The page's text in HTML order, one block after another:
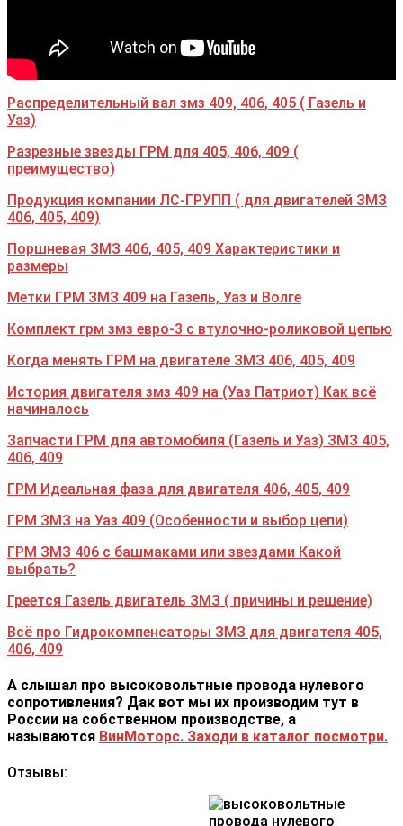
Распределительный вал змз 409, 406, 405 ( Газель и
Уаз)
Разрезные звезды ГРМ для 405, 406, 409 (
преимущество)
Продукция компании ЛС-ГРУПП ( для двигателей ЗМЗ
406, 405, 409)
Поршневая ЗМЗ 406, 405, 409 Характеристики и
размеры
Метки ГРМ ЗМЗ 409 на Газель, Уаз и Волге
Комплект грм змз евро-3 с втулочно-роликовой цепью
Когда менять ГРМ на двигателе ЗМЗ 406, 405, 409
История двигателя змз 409 на (Уаз Патриот) Как всё
начиналось
Запчасти ГРМ для автомобиля (Газель и Уаз) ЗМЗ 405,
406, 409
ГРМ Идеальная фаза для двигателя 406, 405, 409
ГРМ ЗМЗ на Уаз 409 (Особенности и выбор цепи)
ГРМ ЗМЗ 406 с башмаками или звездами Какой
выбрать?
Греется Газель двигатель ЗМЗ ( причины и решение)
Всё про Гидрокомпенсаторы ЗМЗ для двигателя 405,
406, 409
А слышал про высоковольтные провода нулевого
сопротивления? Дак вот мы их производим тут в
России на собственном производстве, а
называются ВинМоторс. Заходи в каталог посмотри.
Отзывы: